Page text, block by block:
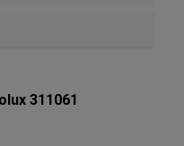
311061